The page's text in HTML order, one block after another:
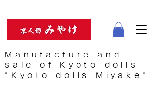
Manufacture and
sale of Kyoto dolls
"Kyoto dolls Miyake"